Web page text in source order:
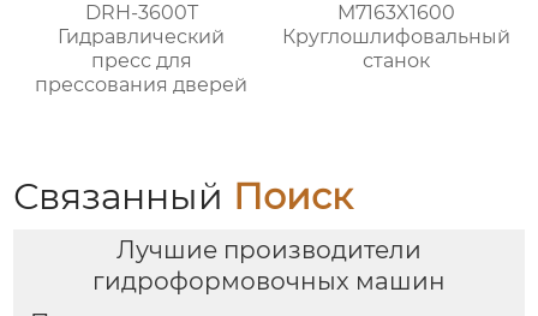
DRH-3600T
Гидравлический
пресс для
прессования дверей
M7163X1600
Круглошлифовальный
станок
Связанный Поиск
Лучшие производители
гидроформовочных машин